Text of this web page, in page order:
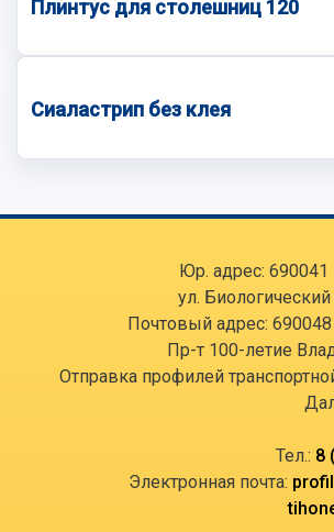
Плинтус для столешниц 120
Сиаластрип без клея
Юр. адрес: 690041
ул.
Почтовый адрес:
Пр-т 100-летие
Отправка профилей
Тел.: 8
Электронная почта: